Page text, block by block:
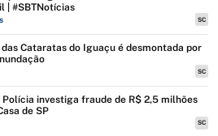
| #SBTNotícias
SC
Cataratas do Iguaçu é desmontada por
SC
Polícia investiga fraude de R$ 2,5 milhões
de SP
SC